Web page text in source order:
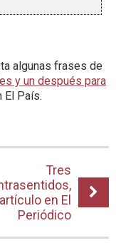
algunas frases de
y un después para
El País.
Tres
artículo en El
Periódico